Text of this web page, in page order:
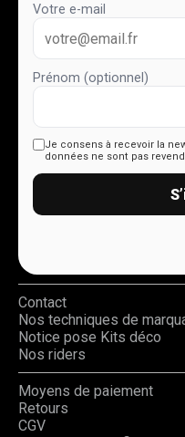
Votre e-mail
Prénom (optionnel)
Je consens à recevoir la
données ne sont pas
Contact
Nos techniques de
Notice pose Kits déco
Nos riders
Moyens de paiement
Retours
CGV